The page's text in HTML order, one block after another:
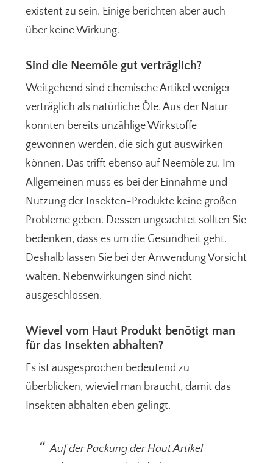
existent zu sein. Einige berichten aber auch
über keine Wirkung.
Sind die Neemöle gut verträglich?
Weitgehend sind chemische Artikel weniger
verträglich als natürliche Öle. Aus der Natur
konnten bereits unzählige Wirkstoffe
gewonnen werden, die sich gut auswirken
können. Das trifft ebenso auf Neemöle zu. Im
Allgemeinen muss es bei der Einnahme und
Nutzung der Insekten-Produkte keine großen
Probleme geben. Dessen ungeachtet sollten Sie
bedenken, dass es um die Gesundheit geht.
Deshalb lassen Sie bei der Anwendung Vorsicht
walten. Nebenwirkungen sind nicht
ausgeschlossen.
Wievel vom Haut Produkt benötigt man
für das Insekten abhalten?
Es ist ausgesprochen bedeutend zu
überblicken, wieviel man braucht, damit das
Insekten abhalten eben gelingt.
Auf der Packung der Haut Artikel